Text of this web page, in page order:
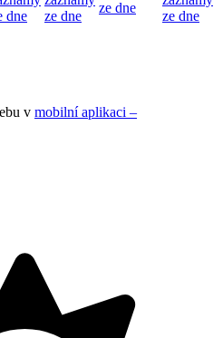
dne
ze dne
ze dne
ze dne
v mobilní aplikaci –